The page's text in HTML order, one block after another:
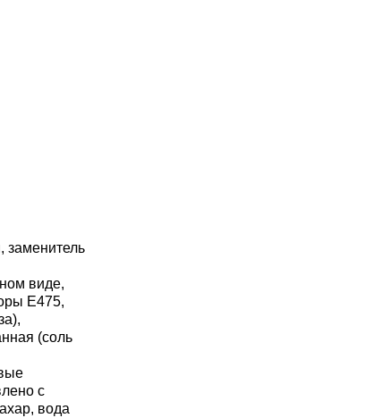
заменитель
виде,
Е475,
(соль
с
вода